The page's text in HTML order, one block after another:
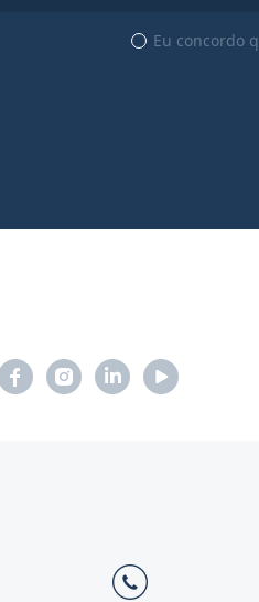
Eu concordo